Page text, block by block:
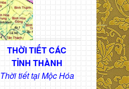
THỜI TIẾT CÁC
TỈNH THÀNH
Thời tiết tại Mộc Hóa